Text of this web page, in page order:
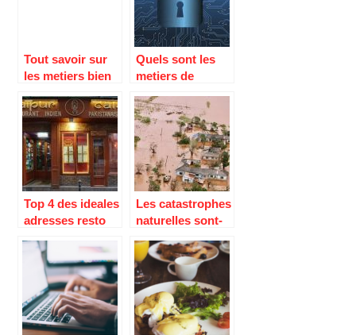
Tout savoir sur
les metiers bien
diplome
Quels sont les
metiers de
connaitre ?
Top 4 des ideales
adresses resto
Les catastrophes
naturelles sont-
par mon
assurance
habitation ?